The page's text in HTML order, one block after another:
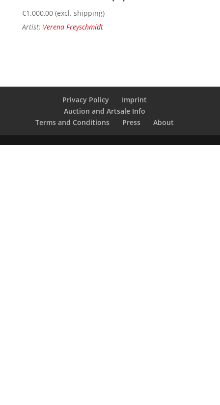
€1.000,00 (excl. shipping)
Artist: Verena Freyschmidt
Privacy Policy
Imprint
Auction and Artsale Info
Terms and Conditions
Press About